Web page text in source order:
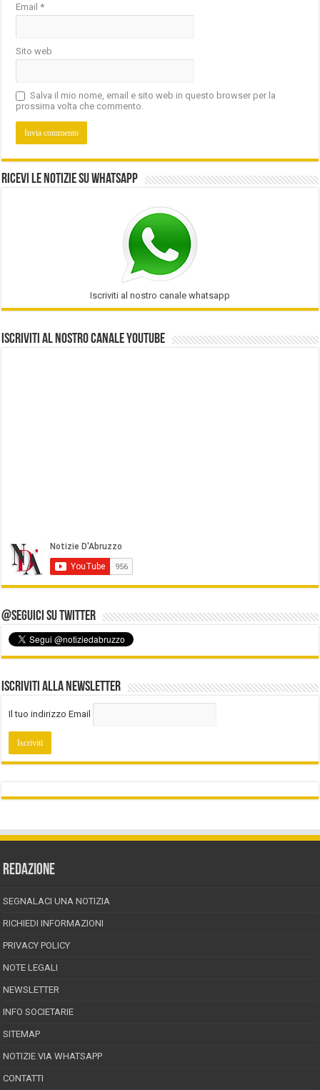
Email*
Sito web
Salva il mio nome, email e sito web in questo browser per la
prossima volta che commento.
Ricevi le notizie su Whatsapp
Iscriviti al nostro canale whatsapp
Iscriviti al nostro Canale Youtube
@Seguici su Twitter
Iscriviti alla Newsletter
Il tuo indirizzo Email
REDAZIONE
SEGNALACI UNA NOTIZIA
RICHIEDI INFORMAZIONI
PRIVACY POLICY
NOTE LEGALI
NEWSLETTER
INFO SOCIETARIE
SITEMAP
NOTIZIE VIA WHATSAPP
CONTATTI